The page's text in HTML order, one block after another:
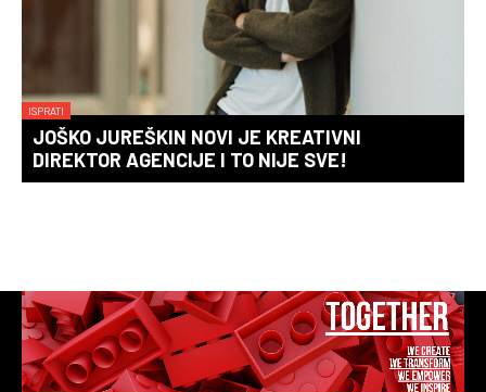
ISPRATI
JOŠKO JUREŠKIN NOVI JE KREATIVNI
DIREKTOR AGENCIJE I TO NIJE SVE!